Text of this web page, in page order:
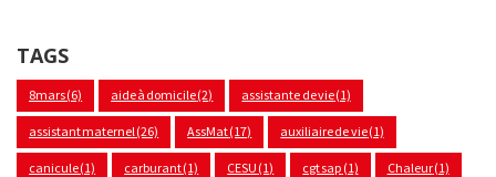
TAGS
8mars(6) aide à domicile(2) assistante de vie(1)
assistant maternel (26) AssMat(17) auxiliaire de vie(1)
canicule(1) carburant(1) CESU (1) cgt sap (1) Chaleur(1)